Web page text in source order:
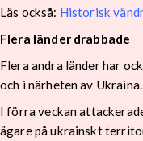
Läs också: Historisk
Flera länder drabbade
Flera andra länder har
och i närheten av Ukraina.
I förra veckan
ägare på ukrainskt